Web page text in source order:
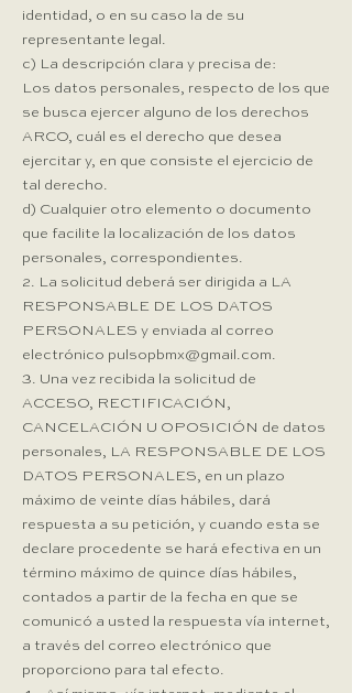
identidad, o en su caso la de su
representante legal.
c) La descripción clara y precisa de:
Los datos personales, respecto de los que
se busca ejercer alguno de los derechos
ARCO, cuál es el derecho que desea
ejercitar y, en que consiste el ejercicio de
tal derecho.
d) Cualquier otro elemento o documento
que facilite la localización de los datos
personales, correspondientes.
2. La solicitud deberá ser dirigida a LA
RESPONSABLE DE LOS DATOS
PERSONALES y enviada al correo
electrónico pulsopbmx@gmail.com.
3. Una vez recibida la solicitud de
ACCESO, RECTIFICACIÓN,
CANCELACIÓN U OPOSICIÓN de datos
personales, LA RESPONSABLE DE LOS
DATOS PERSONALES, en un plazo
máximo de veinte días hábiles, dará
respuesta a su petición, y cuando esta se
declare procedente se hará efectiva en un
término máximo de quince días hábiles,
contados a partir de la fecha en que se
comunicó a usted la respuesta vía internet,
a través del correo electrónico que
proporciono para tal efecto.